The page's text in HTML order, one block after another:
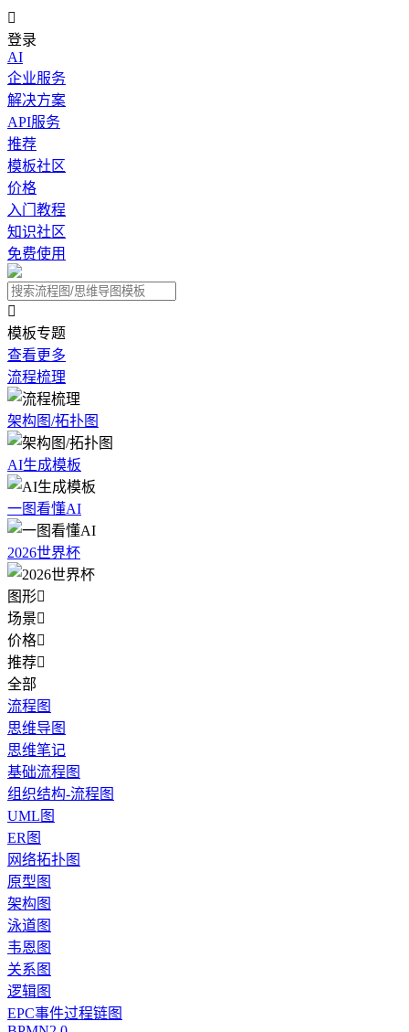

登录
AI
企业服务
解决方案
API服务
推荐
模板社区
价格
入门教程
知识社区
免费使用

模板专题
查看更多
流程梳理
架构图/拓扑图
AI生成模板
一图看懂AI
2026世界杯
图形
场景
价格
推荐
全部
流程图
思维导图
思维笔记
基础流程图
组织结构-流程图
UML图
ER图
网络拓扑图
原型图
架构图
泳道图
韦恩图
关系图
逻辑图
EPC事件过程链图